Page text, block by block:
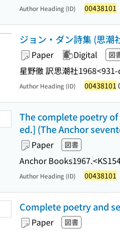
Author Heading (ID) 00438101
ジョン・ダン詩集 (思潮
Paper Digital 図
星野徹 訳思潮社1968
Author Heading (ID) 00438101
The complete poetry
ed.] (The Anchor
Paper 図書
Anchor Books1967.
Author Heading (ID) 00438101
Complete poetry and
Paper 図書